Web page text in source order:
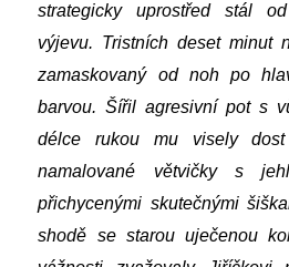
strategicky uprostřed stál
výjevu. Tristních deset minut
zamaskovaný od noh po
barvou. Šířil agresivní pot s
délce rukou mu visely dost
namalované větvičky s
přichycenými skutečnými
shodě se starou uječenou